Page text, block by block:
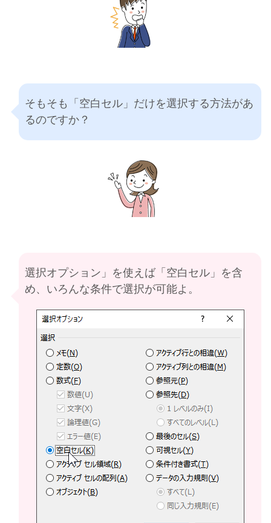
そもそも「空白セル」だけを選択する方法があ
るのですか？
選択オプション」を使えば「空白セル」を含
め、いろんな条件で選択が可能よ。